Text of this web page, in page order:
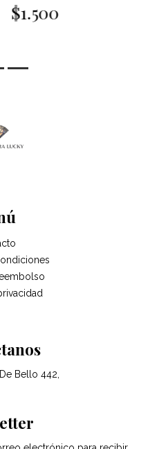
$1.500
Bello 442,